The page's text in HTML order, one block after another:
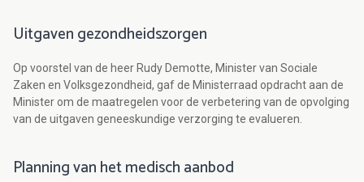
Uitgaven gezondheidszorgen
Op voorstel van de heer Rudy Demotte, Minister van Sociale
Zaken en Volksgezondheid, gaf de Ministerraad opdracht aan de
Minister om de maatregelen voor de verbetering van de opvolging
van de uitgaven geneeskundige verzorging te evalueren.
Planning van het medisch aanbod